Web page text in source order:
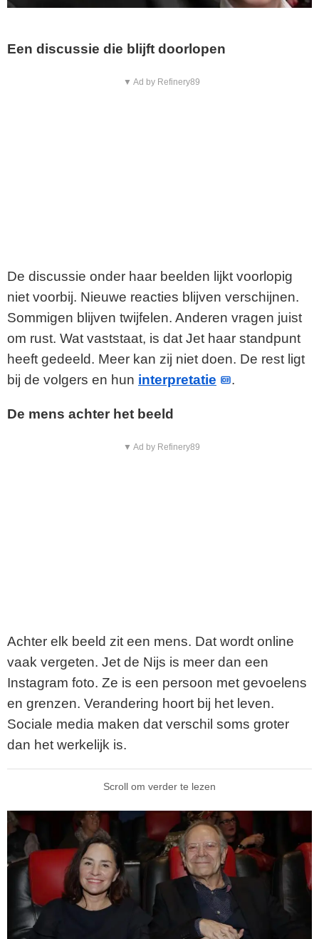
Een discussie die blijft doorlopen
▼ Ad by Refinery89
De discussie onder haar beelden lijkt voorlopig
niet voorbij. Nieuwe reacties blijven verschijnen.
Sommigen blijven twijfelen. Anderen vragen juist
om rust. Wat vaststaat, is dat Jet haar standpunt
heeft gedeeld. Meer kan zij niet doen. De rest ligt
bij de volgers en hun interpretatie .
De mens achter het beeld
▼ Ad by Refinery89
Achter elk beeld zit een mens. Dat wordt online
vaak vergeten. Jet de Nijs is meer dan een
Instagram foto. Ze is een persoon met gevoelens
en grenzen. Verandering hoort bij het leven.
Sociale media maken dat verschil soms groter
dan het werkelijk is.
Scroll om verder te lezen